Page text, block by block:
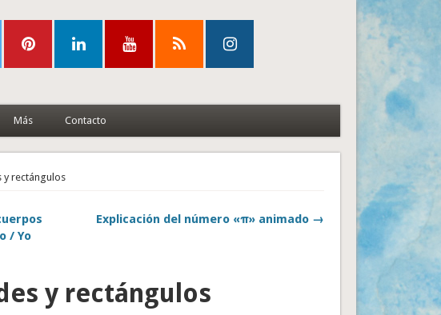
Más Contacto
y rectángulos
/ Yo
Explicación del número «π» animado →
y rectángulos